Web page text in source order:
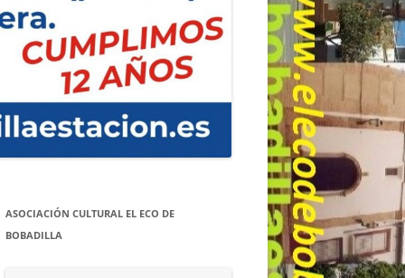
ASOCIACIÓN CULTURAL EL ECO DE
BOBADILLA